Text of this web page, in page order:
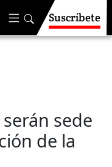
Suscríbete
sede
de la